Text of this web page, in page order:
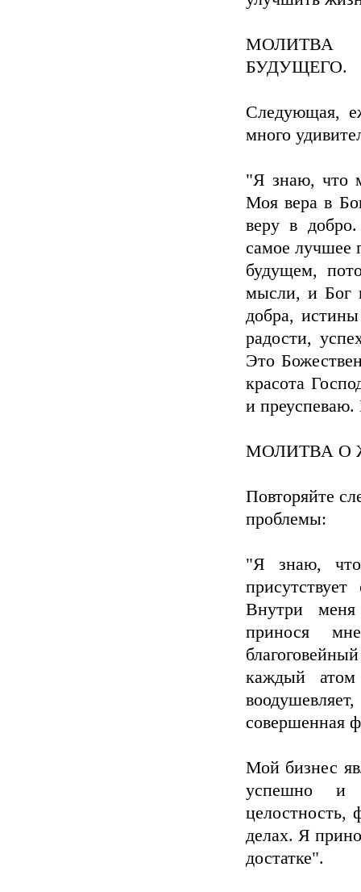
МОЛИТВА
БУДУЩЕГО.
Следующая,
много
"Я знаю, что
Моя вера в
веру в
самое лучшее
будущем,
мысли, и Бог
добра,
радости,
Это
красота
и преуспеваю.
МОЛИТВА О
Повторяйте
проблемы:
"Я знаю, что
Внутри меня
принося
каждый
совершенная
Мой бизнес
успешно и
делах. Я
достатке".